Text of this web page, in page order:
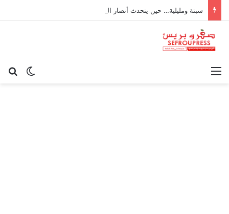
سبتة ومليلية… حين يتحدث أنصار الديمقراطية بلسان الاستعمار
الوضع القائمة